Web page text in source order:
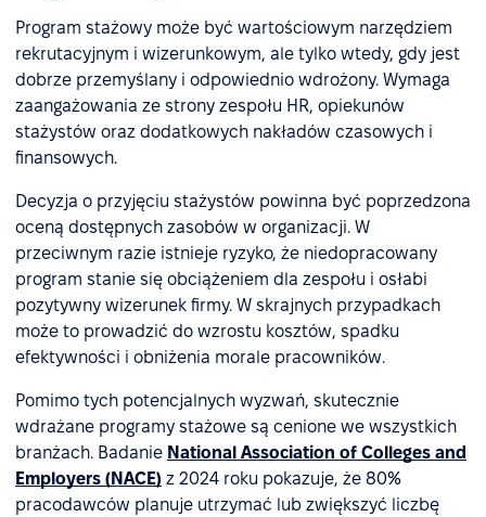
Program stażowy może być wartościowym narzędziem
rekrutacyjnym i wizerunkowym, ale tylko wtedy, gdy jest
dobrze przemyślany i odpowiednio wdrożony. Wymaga
zaangażowania ze strony zespołu HR, opiekunów
stażystów oraz dodatkowych nakładów czasowych i
finansowych.
Decyzja o przyjęciu stażystów powinna być poprzedzona
oceną dostępnych zasobów w organizacji. W
przeciwnym razie istnieje ryzyko, że niedopracowany
program stanie się obciążeniem dla zespołu i osłabi
pozytywny wizerunek firmy. W skrajnych przypadkach
może to prowadzić do wzrostu kosztów, spadku
efektywności i obniżenia morale pracowników.
Pomimo tych potencjalnych wyzwań, skutecznie
wdrażane programy stażowe są cenione we wszystkich
branżach. Badanie National Association of Colleges and
Employers (NACE) z 2024 roku pokazuje, że 80%
pracodawców planuje utrzymać lub zwiększyć liczbę